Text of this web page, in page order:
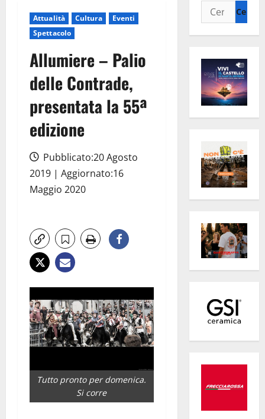
Attualità Cultura
Eventi
Spettacolo
Allumiere – Palio
delle Contrade,
presentata la 55ª
edizione
Pubblicato:20 Agosto
2019 | Aggiornato:16
Maggio 2020
Tutto pronto per domenica.
Si corre
Ricerca
per: